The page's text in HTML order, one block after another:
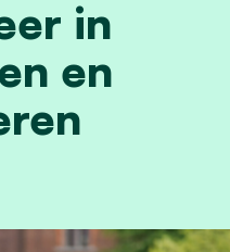
in
en